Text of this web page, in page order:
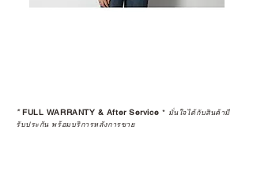
*FULL WARRANTY & After Service * มั่นใจได้กับสินค้ามี
รับประกัน พร้อมบริการหลังการขาย